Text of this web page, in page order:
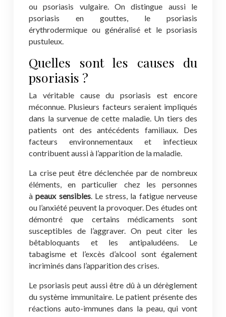
ou psoriasis vulgaire. On distingue aussi le
psoriasis en gouttes, le psoriasis
érythrodermique ou généralisé et le psoriasis
pustuleux.
Quelles sont les causes du
psoriasis ?
La véritable cause du psoriasis est encore
méconnue. Plusieurs facteurs seraient impliqués
dans la survenue de cette maladie. Un tiers des
patients ont des antécédents familiaux. Des
facteurs environnementaux et infectieux
contribuent aussi à l’apparition de la maladie.
La crise peut être déclenchée par de nombreux
éléments, en particulier chez les personnes
àpeaux sensibles. Le stress, la fatigue nerveuse
ou l’anxiété peuvent la provoquer. Des études ont
démontré que certains médicaments sont
susceptibles de l’aggraver. On peut citer les
bêtabloquants et les antipaludéens. Le
tabagisme et l’excès d’alcool sont également
incriminés dans l’apparition des crises.
Le psoriasis peut aussi être dû à un dérèglement
du système immunitaire. Le patient présente des
réactions auto-immunes dans la peau, qui vont